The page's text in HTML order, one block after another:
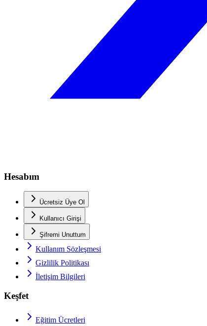
Hesabım
Ücretsiz Üye Ol
Kullanıcı Girişi
Şifremi Unuttum
Kullanım Sözleşmesi
Gizlilik Politikası
İletişim Bilgileri
Keşfet
Eğitim Ücretleri